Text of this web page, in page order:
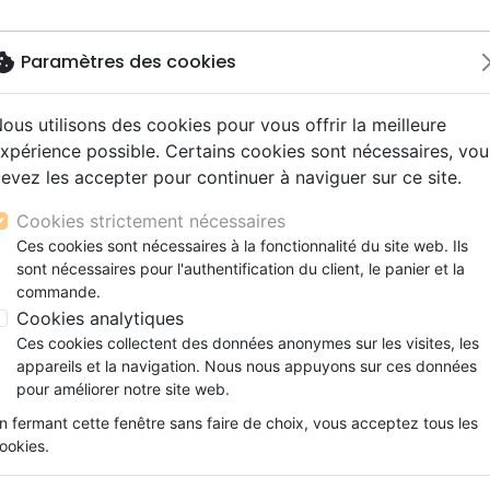
Nouveautés Bibles
gros caractères
d'étude
de mariage
Nouveaux Testaments
Evangiles et extraits
Bibles langues étrangères
Livres
Audio
Couple, famille, individu
Enfants
Formation
Jeunesse
adultes
CD Jeunesse
CD Isräel
Noël, Musique de fête
CD Enfants
spectacles
conférences
Films, fiction
Histoires vraies,
Commerce équitable
Accessoires de Bible
D. Renn
produits par auteur
Culture Biblique
:
favorite_border
Paramètres des cookies
utilisons des cookies pour vous offrir la meilleure
possible. Certains cookies sont nécessaires,
les accepter pour continuer à naviguer sur ce site.
Cookies strictement nécessaires
Ces cookies sont nécessaires à la fonctionnalité du site web. Ils
sont nécessaires pour l'authentification du client, le panier et la
commande.
Cookies analytiques
Ces cookies collectent des données anonymes sur les visites, les
appareils et la navigation. Nous nous appuyons sur ces données
pour améliorer notre site web.
fermant cette fenêtre sans faire de choix, vous acceptez tous les